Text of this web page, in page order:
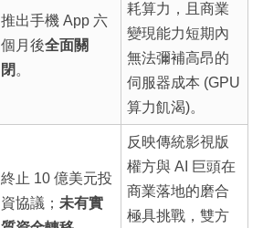
推出手機 App 六
個月後全面關
閉 。
耗算力，且商業
變現能力短期內
無法彌補高昂的
伺服器成本 (GPU
算力飢渴)。
終止 10 億美元投
資協議； 未有實
反映傳統影視版
權方與 AI 巨頭在
商業落地的磨合
極具挑戰，雙方